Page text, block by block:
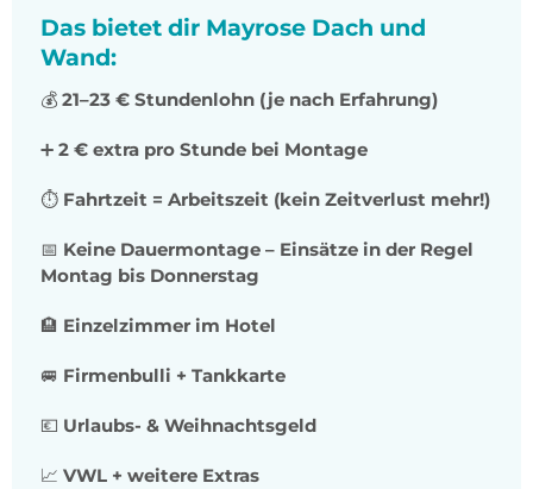
Das bietet dir Mayrose Dach und
Wand:
💰 21–23 € Stundenlohn (je nach Erfahrung)
➕ 2 € extra pro Stunde bei Montage
⏱️ Fahrtzeit = Arbeitszeit (kein Zeitverlust mehr!)
📅 Keine Dauermontage – Einsätze in der Regel
Montag bis Donnerstag
🏨 Einzelzimmer im Hotel
🚐 Firmenbulli + Tankkarte
💶 Urlaubs- & Weihnachtsgeld
📈 VWL + weitere Extras